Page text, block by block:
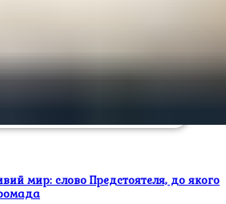
мир: слово Предстоятеля, до якого